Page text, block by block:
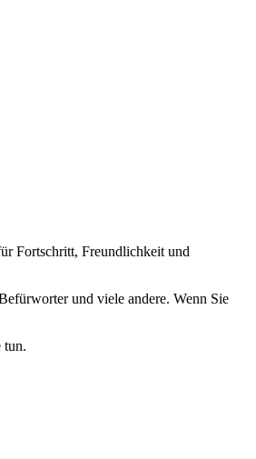
Fortschritt, Freundlichkeit und
und viele andere. Wenn Sie
tun.